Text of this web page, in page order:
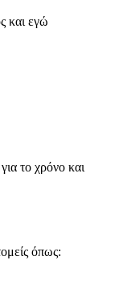
και εγώ
το χρόνο και
όπως: